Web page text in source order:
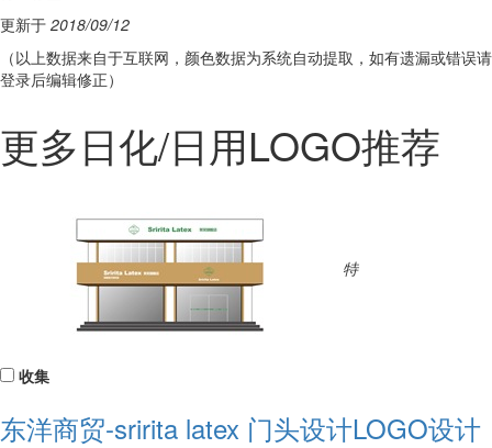
更新于 2018/09/12
（以上数据来自于互联网，颜色数据为系统自动提取，如有遗漏或错误请
登录后编辑修正）
更多日化/日用LOGO推荐
特
收集
东洋商贸-sririta latex 门头设计LOGO设计